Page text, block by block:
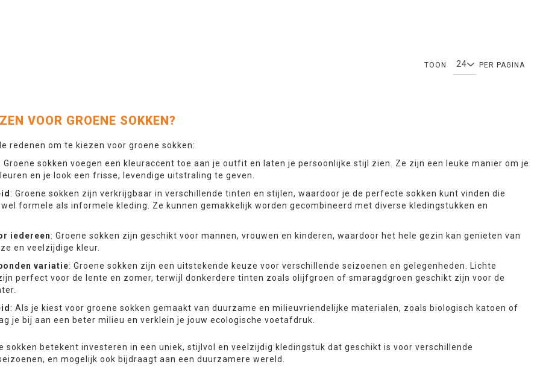
TOON PER PAGINA
VOOR GROENE SOKKEN?
redenen om te kiezen voor groene sokken:
: Groene sokken voegen een kleuraccent toe aan je outfit en laten je persoonlijke stijl zien. Ze zijn een leuke manier om je
en je look een frisse, levendige uitstraling te geven.
: Groene sokken zijn verkrijgbaar in verschillende tinten en stijlen, waardoor je de perfecte sokken kunt vinden die
formele als informele kleding. Ze kunnen gemakkelijk worden gecombineerd met diverse kledingstukken en
iedereen: Groene sokken zijn geschikt voor mannen, vrouwen en kinderen, waardoor het hele gezin kan genieten van
en veelzijdige kleur.
variatie: Groene sokken zijn een uitstekende keuze voor verschillende seizoenen en gelegenheden. Lichte
perfect voor de lente en zomer, terwijl donkerdere tinten zoals olijfgroen of smaragdgroen geschikt zijn voor de
: Als je kiest voor groene sokken gemaakt van duurzame en milieuvriendelijke materialen, zoals biologisch katoen of
je bij aan een beter milieu en verklein je jouw ecologische voetafdruk.
sokken betekent investeren in een uniek, stijlvol en veelzijdig kledingstuk dat geschikt is voor verschillende
en mogelijk ook bijdraagt aan een duurzamere wereld.